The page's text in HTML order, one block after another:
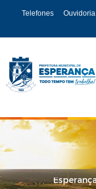
Telefones Ouvidoria